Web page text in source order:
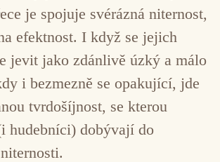
je spojuje svérázná niternost,
efektnost. I když se jejich
jevit jako zdánlivě úzký a málo
i bezmezně se opakující, jde
tvrdošíjnost, se kterou
hudebníci) dobývají do